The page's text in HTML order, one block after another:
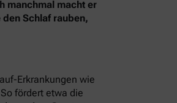
manchmal macht er
Schlaf rauben,
Erkrankungen wie
fördert etwa die